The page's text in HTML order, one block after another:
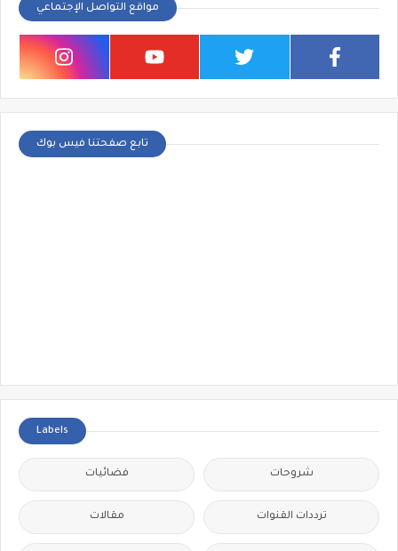
مواقع التواصل الإجتماعي
تابع صفحتنا فيس بوك
Labels
شروحات فضائيات
ترددات القنوات مقالات